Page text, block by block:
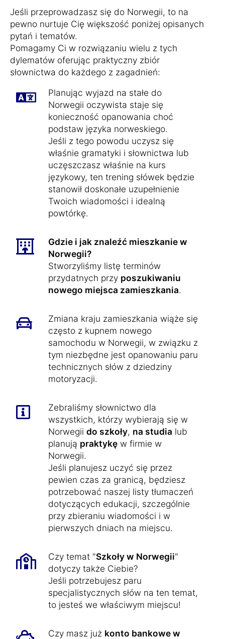
Jeśli przeprowadzasz się do Norwegii, to na
pewno nurtuje Cię większość poniżej opisanych
pytań i tematów.
Pomagamy Ci w rozwiązaniu wielu z tych
dylematów oferując praktyczny zbiór
słownictwa do każdego z zagadnień:
Planując wyjazd na stałe do
Norwegii oczywista staje się
konieczność opanowania choć
podstaw języka norweskiego.
Jeśli z tego powodu uczysz się
właśnie gramatyki i słownictwa lub
uczęszczasz właśnie na kurs
językowy, ten trening słówek będzie
stanowił doskonałe uzupełnienie
Twoich wiadomości i idealną
powtórkę.
Gdzie i jak znaleźć mieszkanie w
Norwegii?
Stworzyliśmy listę terminów
przydatnych przy poszukiwaniu
nowego miejsca zamieszkania.
Zmiana kraju zamieszkania wiąże się
często z kupnem nowego
samochodu w Norwegii, w związku z
tym niezbędne jest opanowaniu paru
technicznych słów z dziedziny
motoryzacji.
Zebraliśmy słownictwo dla
wszystkich, którzy wybierają się w
Norwegii do szkoły, na studia lub
planują praktykę w firmie w
Norwegii.
Jeśli planujesz uczyć się przez
pewien czas za granicą, będziesz
potrzebować naszej listy tłumaczeń
dotyczących edukacji, szczególnie
przy zbieraniu wiadomości i w
pierwszych dniach na miejscu.
Czy temat "Szkoły w Norwegii"
dotyczy także Ciebie?
Jeśli potrzebujesz paru
specjalistycznych słów na ten temat,
to jesteś we właściwym miejscu!
Czy masz już konto bankowe w